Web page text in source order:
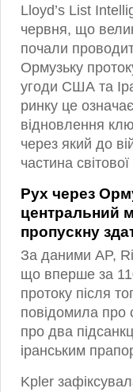
Lloyd’s List
червня, що
почали
Ормузьку
угоди США та
ринку це
відновлення
через який до
частина
Рух через
центральний
пропускну
За даними AP,
що вперше за
протоку після
повідомила про
про два
іранським
Kpler